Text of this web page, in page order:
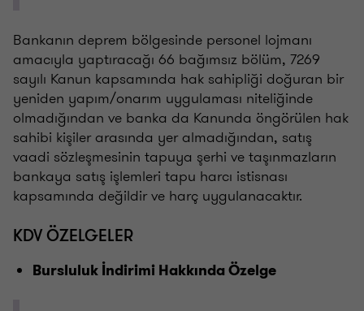
Bankanın deprem bölgesinde personel lojmanı
amacıyla yaptıracağı 66 bağımsız bölüm, 7269
sayılı Kanun kapsamında hak sahipliği doğuran bir
yeniden yapım/onarım uygulaması niteliğinde
olmadığından ve banka da Kanunda öngörülen hak
sahibi kişiler arasında yer almadığından, satış
vaadi sözleşmesinin tapuya şerhi ve taşınmazların
bankaya satış işlemleri tapu harcı istisnası
kapsamında değildir ve harç uygulanacaktır.
KDV ÖZELGELER
Bursluluk İndirimi Hakkında Özelge